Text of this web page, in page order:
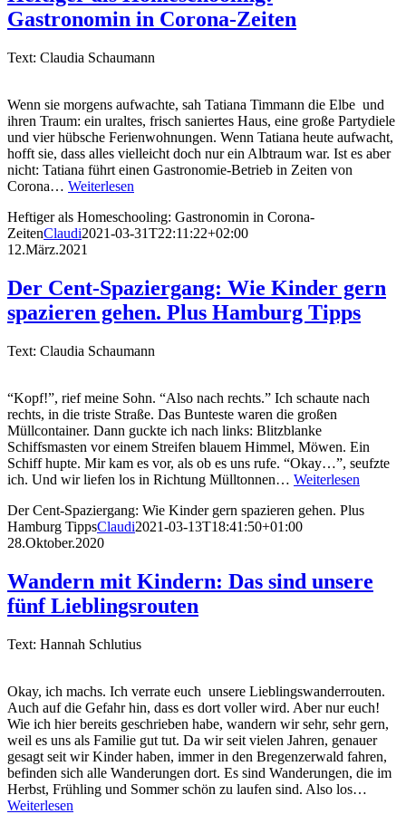
Gastronomin in Corona-Zeiten
Text: Claudia Schaumann
Wenn sie morgens aufwachte, sah Tatiana Timmann die Elbe und
ihren Traum: ein uraltes, frisch saniertes Haus, eine große Partydiele
und vier hübsche Ferienwohnungen. Wenn Tatiana heute aufwacht,
hofft sie, dass alles vielleicht doch nur ein Albtraum war. Ist es aber
nicht: Tatiana führt einen Gastronomie-Betrieb in Zeiten von
Corona… Weiterlesen
Heftiger als Homeschooling: Gastronomin in Corona-
ZeitenClaudi2021-03-31T22:11:22+02:00
12.März.2021
Der Cent-Spaziergang: Wie Kinder gern
spazieren gehen. Plus Hamburg Tipps
Text: Claudia Schaumann
“Kopf!”, rief meine Sohn. “Also nach rechts.” Ich schaute nach
rechts, in die triste Straße. Das Bunteste waren die großen
Müllcontainer. Dann guckte ich nach links: Blitzblanke
Schiffsmasten vor einem Streifen blauem Himmel, Möwen. Ein
Schiff hupte. Mir kam es vor, als ob es uns rufe. “Okay…”, seufzte
ich. Und wir liefen los in Richtung Mülltonnen… Weiterlesen
Der Cent-Spaziergang: Wie Kinder gern spazieren gehen. Plus
Hamburg TippsClaudi2021-03-13T18:41:50+01:00
28.Oktober.2020
Wandern mit Kindern: Das sind unsere
fünf Lieblingsrouten
Text: Hannah Schlutius
Okay, ich machs. Ich verrate euch unsere Lieblingswanderrouten.
Auch auf die Gefahr hin, dass es dort voller wird. Aber nur euch!
Wie ich hier bereits geschrieben habe, wandern wir sehr, sehr gern,
weil es uns als Familie gut tut. Da wir seit vielen Jahren, genauer
gesagt seit wir Kinder haben, immer in den Bregenzerwald fahren,
befinden sich alle Wanderungen dort. Es sind Wanderungen, die im
Herbst, Frühling und Sommer schön zu laufen sind. Also los…
Weiterlesen